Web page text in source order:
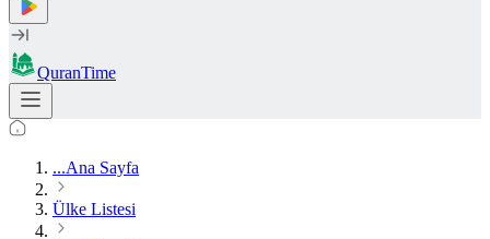
QuranTime
...Ana Sayfa
Ülke Listesi